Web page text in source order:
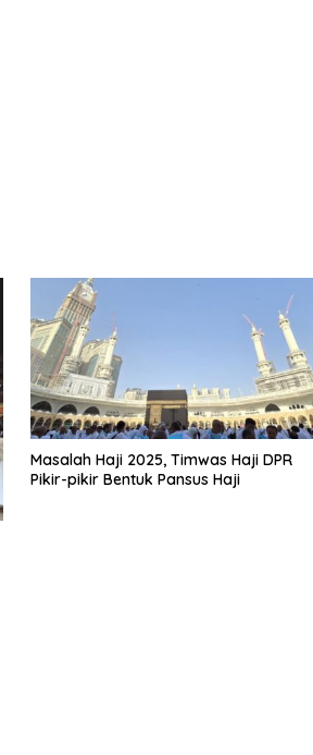
Masalah Haji 2025, Timwas Haji DPR
Pikir-pikir Bentuk Pansus Haji